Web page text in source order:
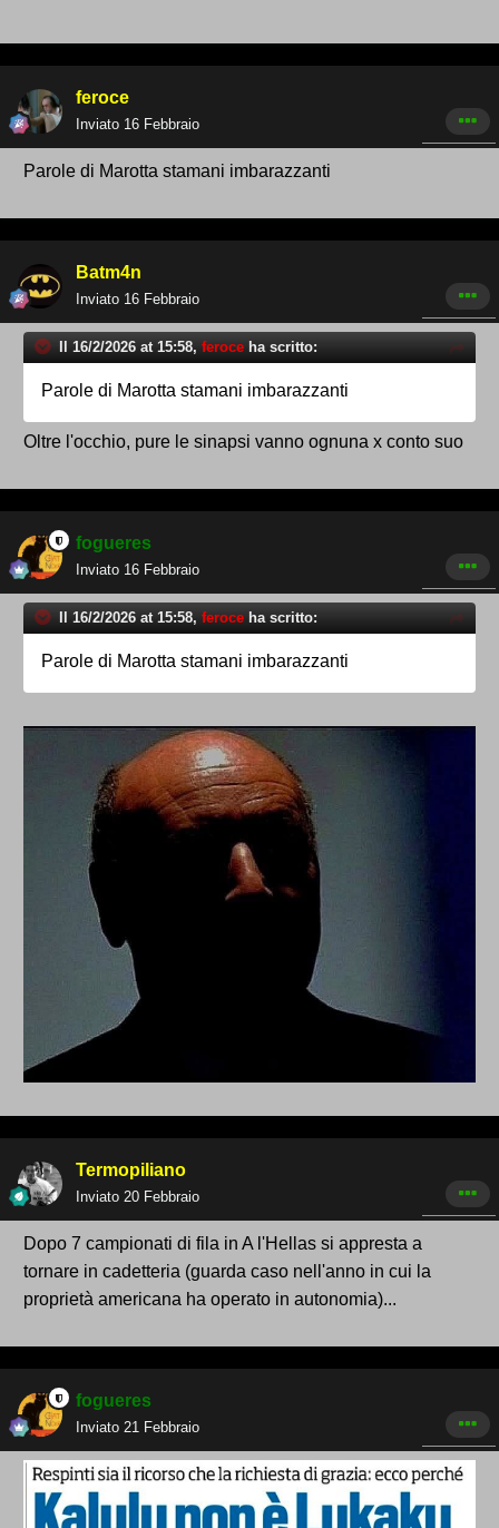
feroce
Inviato 16 Febbraio
Parole di Marotta stamani imbarazzanti
Batm4n
Inviato 16 Febbraio
Il 16/2/2026 at 15:58, feroce ha scritto:
Parole di Marotta stamani imbarazzanti
Oltre l'occhio, pure le sinapsi vanno ognuna x conto suo
fogueres
Inviato 16 Febbraio
Il 16/2/2026 at 15:58, feroce ha scritto:
Parole di Marotta stamani imbarazzanti
Termopiliano
Inviato 20 Febbraio
Dopo 7 campionati di fila in A l'Hellas si appresta a
tornare in cadetteria (guarda caso nell'anno in cui la
proprietà americana ha operato in autonomia)...
fogueres
Inviato 21 Febbraio